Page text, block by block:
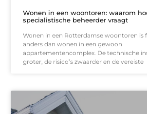
Wonen in een woontoren: waarom
specialistische beheerder vraagt
Wonen in een Rotterdamse woontoren is
anders dan wonen in een gewoon
appartementencomplex. De technische
groter, de risico’s zwaarder en de vereiste